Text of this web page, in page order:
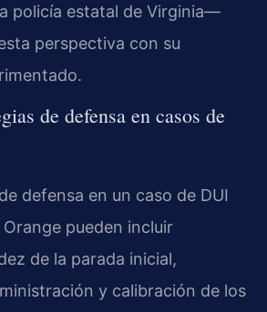
policía estatal de Virginia—
perspectiva con su
de defensa en casos de
defensa en un caso de DUI
pueden incluir
de la parada inicial,
y calibración de los